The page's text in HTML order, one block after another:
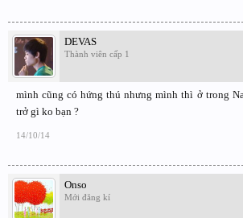
DEVAS
Thành viên cấp 1
mình cũng có hứng thú nhưng mình thì ở trong
trở gì ko bạn ?
14/10/14
Onso
Mới đăng kí